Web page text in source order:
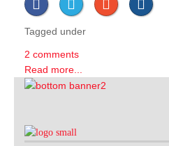
Tagged under
2 comments
Read more...